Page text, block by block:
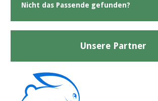
Nicht das Passende gefunden?
Unsere Partner